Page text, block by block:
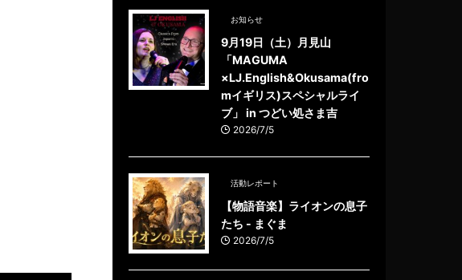
お知らせ
9月19日（土）月見山
「MAGUMA
×LJ.English&Okusama(fro
mイギリス)スペシャルライ
ブ」 in つどい処さま吉
2026/7/5
活動レポート
【物語音楽】ライオンの息子
たち - まぐま
2026/7/5